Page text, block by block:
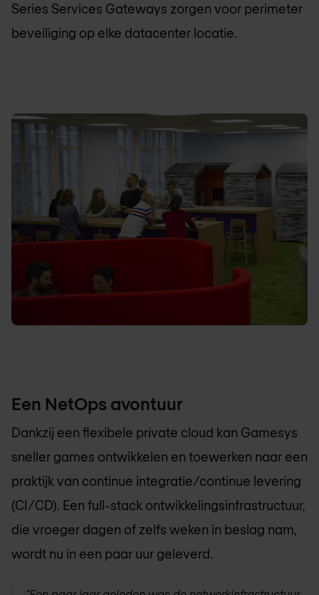
Series Services Gateways zorgen voor perimeter
beveiliging op elke datacenter locatie.
Een NetOps avontuur
Dankzij een flexibele private cloud kan Gamesys
sneller games ontwikkelen en toewerken naar een
praktijk van continue integratie/continue levering
(CI/CD). Een full-stack ontwikkelingsinfrastructuur,
die vroeger dagen of zelfs weken in beslag nam,
wordt nu in een paar uur geleverd.